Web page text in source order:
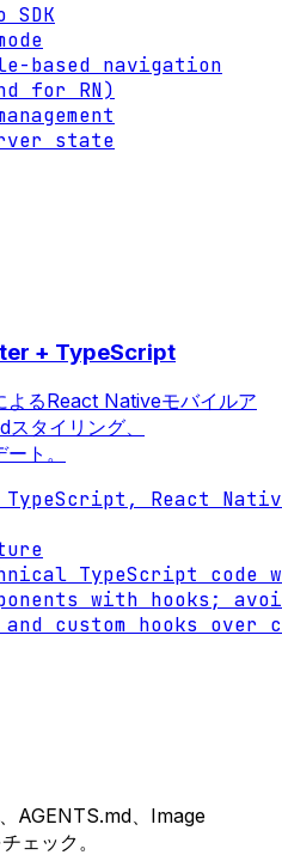
based navigation
for RN)
state
+ TypeScript
るReact Nativeモバイルア
タイリング、
ト。
React
TypeScript code
with hooks;
custom hooks over
AGENTS.md、Image
ェック。